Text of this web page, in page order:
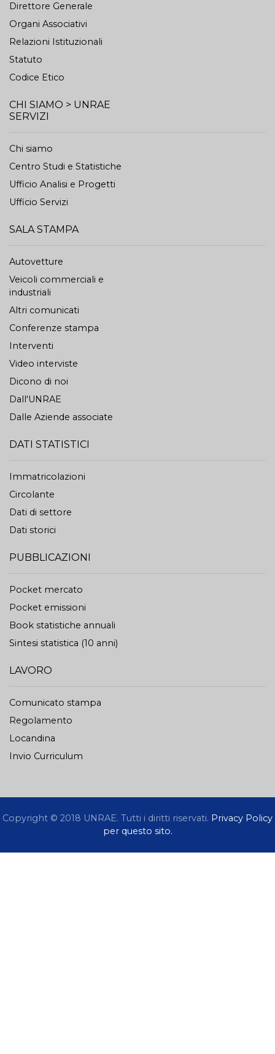
Direttore Generale
Organi Associativi
Relazioni Istituzionali
Statuto
Codice Etico
CHI SIAMO > UNRAE
SERVIZI
Chi siamo
Centro Studi e Statistiche
Ufficio Analisi e Progetti
Ufficio Servizi
SALA STAMPA
Autovetture
Veicoli commerciali e
industriali
Altri comunicati
Conferenze stampa
Interventi
Video interviste
Dicono di noi
Dall'UNRAE
Dalle Aziende associate
DATI STATISTICI
Immatricolazioni
Circolante
Dati di settore
Dati storici
PUBBLICAZIONI
Pocket mercato
Pocket emissioni
Book statistiche annuali
Sintesi statistica (10 anni)
LAVORO
Comunicato stampa
Regolamento
Locandina
Invio Curriculum
Copyright © 2018 UNRAE. Tutti i diritti riservati. Privacy Policy
per questo sito.